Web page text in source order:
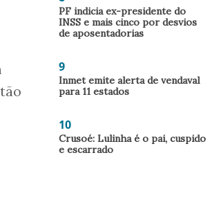
PF indicia ex-presidente do
INSS e mais cinco por desvios
de aposentadorias
9
Inmet emite alerta de vendaval
para 11 estados
10
Crusoé: Lulinha é o pai, cuspido
e escarrado